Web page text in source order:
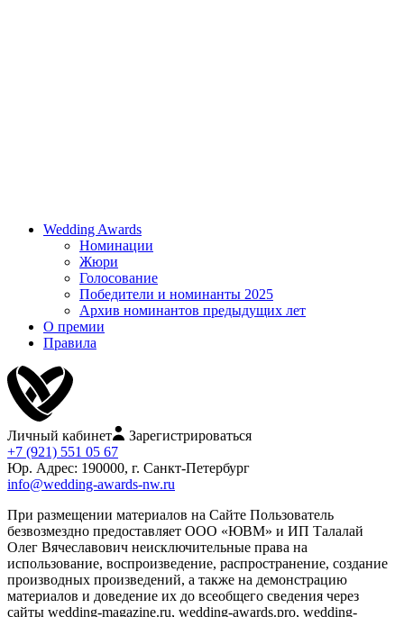
Wedding Awards
Номинации
Жюри
Голосование
Победители и номинанты 2025
Архив номинантов предыдущих лет
О премии
Правила
Личный кабинет
Зарегистрироваться
+7 (921) 551 05 67
Юр. Адрес: 190000, г. Санкт-Петербург
info@wedding-awards-nw.ru
При размещении материалов на Сайте Пользователь
безвозмездно предоставляет ООО «ЮВМ» и ИП Талалай
Олег Вячеславович неисключительные права на
использование, воспроизведение, распространение, создание
производных произведений, а также на демонстрацию
материалов и доведение их до всеобщего сведения через
сайты wedding-magazine.ru, wedding-awards.pro, wedding-